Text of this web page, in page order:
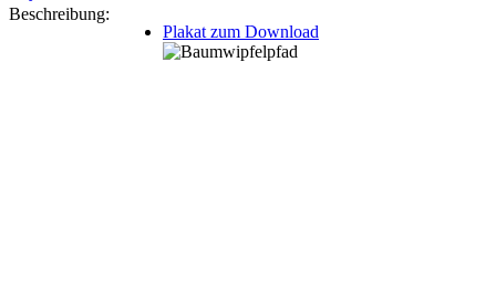
Beschreibung:
Plakat zum Download